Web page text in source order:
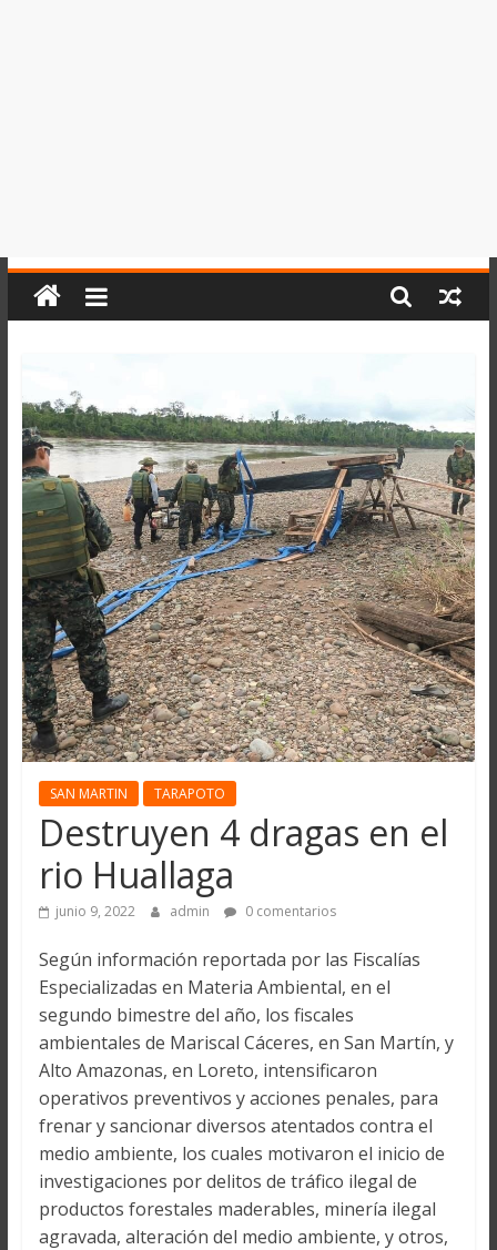
SAN MARTIN TARAPOTO
Destruyen 4 dragas en el
rio Huallaga
junio 9, 2022 admin 0 comentarios
Según información reportada por las Fiscalías
Especializadas en Materia Ambiental, en el
segundo bimestre del año, los fiscales
ambientales de Mariscal Cáceres, en San Martín, y
Alto Amazonas, en Loreto, intensificaron
operativos preventivos y acciones penales, para
frenar y sancionar diversos atentados contra el
medio ambiente, los cuales motivaron el inicio de
investigaciones por delitos de tráfico ilegal de
productos forestales maderables, minería ilegal
agravada, alteración del medio ambiente, y otros,